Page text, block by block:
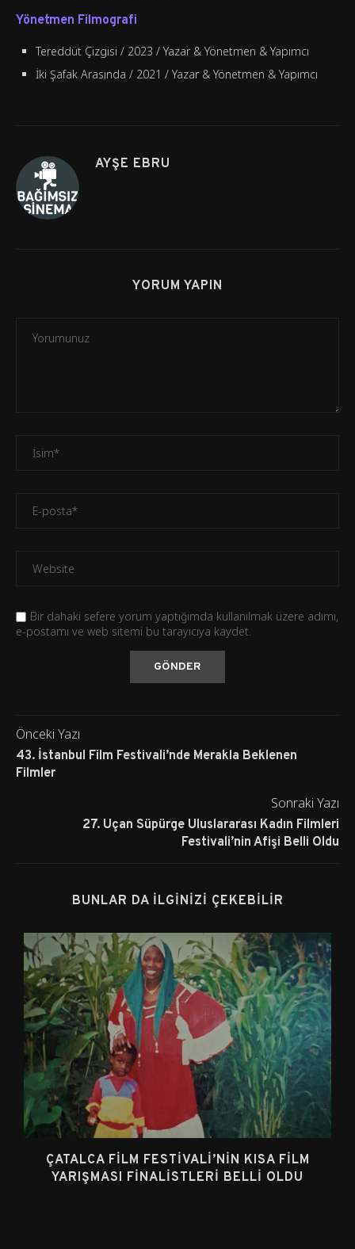
Yönetmen Filmografi
Tereddüt Çizgisi / 2023 / Yazar & Yönetmen & Yapımcı
İki Şafak Arasında / 2021 / Yazar & Yönetmen & Yapımcı
AYŞE EBRU
YORUM YAPIN
Bir dahaki sefere yorum yaptığımda kullanılmak üzere adımı,
e-postamı ve web sitemi bu tarayıcıya kaydet.
Önceki Yazı
43. İstanbul Film Festivali’nde Merakla Beklenen
Filmler
Sonraki Yazı
27. Uçan Süpürge Uluslararası Kadın Filmleri
Festivali’nin Afişi Belli Oldu
BUNLAR DA İLGINIZI ÇEKEBILIR
ÇATALCA FILM FESTIVALI’NIN KISA FILM
YARIŞMASI FINALISTLERI BELLI OLDU